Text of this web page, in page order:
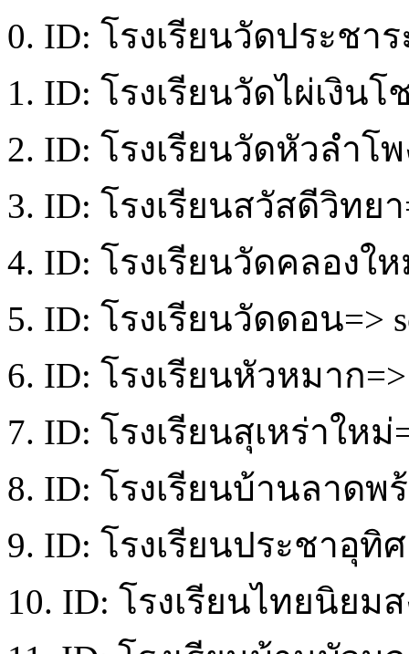
0. ID: โรงเรียนวัดประชา
1. ID: โรงเรียนวัดไผ่เงินโ
2. ID: โรงเรียนวัดหัวลำโพ
3. ID: โรงเรียนสวัสดีวิทยา
4. ID: โรงเรียนวัดคลองให
5. ID: โรงเรียนวัดดอน=>
6. ID: โรงเรียนหัวหมาก=>
7. ID: โรงเรียนสุเหร่าใหม่
8. ID: โรงเรียนบ้านลาดพร้
9. ID: โรงเรียนประชาอุทิ
10. ID: โรงเรียนไทยนิยมส